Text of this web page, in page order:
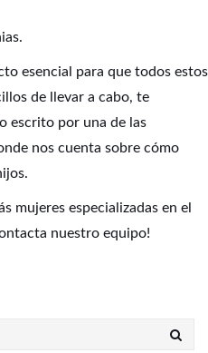
esencial para que todos estos
de llevar a cabo, te
escrito por una de las
nos cuenta sobre cómo
mujeres especializadas en el
nuestro equipo!